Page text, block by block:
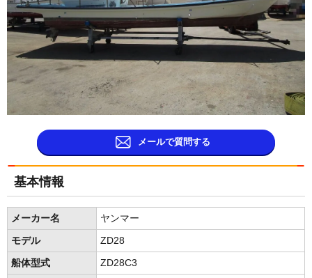
メールで質問する
基本情報
メーカー名 ヤンマー
モデル ZD28
船体型式 ZD28C3